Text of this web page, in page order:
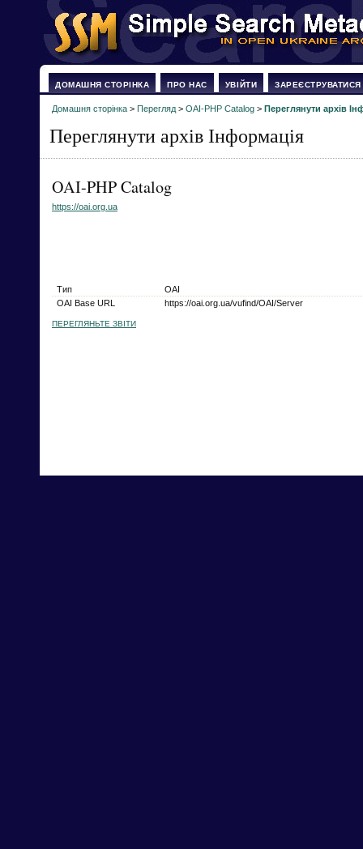
ДОМАШНЯ СТОРІНКА ПРО НАС УВІЙТИ ЗАРЕЄСТРУВАТИСЯ
Домашня сторінка > Перегляд > OAI-PHP Catalog > Переглянути архів
Переглянути архів Інформація
OAI-PHP Catalog
https://oai.org.ua
Тип
OAI
OAI Base URL
https://oai.org.ua/vufind/OAI/Server
ПЕРЕГЛЯНЬТЕ ЗВІТИ